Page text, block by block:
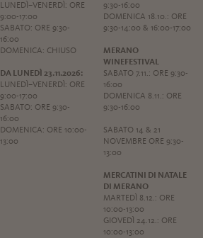
LUNEDÌ–VENERDÌ: ORE
9:00-17:00
SABATO: ORE 9:30-
16:00
DOMENICA: CHIUSO
DA LUNEDÌ 23.11.2026:
LUNEDÌ–VENERDÌ: ORE
9:00-17:00
SABATO: ORE 9:30-
16:00
DOMENICA: ORE 10:00-
13:00
9:30-16:00
DOMENICA 18.10.: ORE
9:30-14:00 & 16:00-17:00
MERANO
WINEFESTIVAL
SABATO 7.11.: ORE 9:30-
16:00
DOMENICA 8.11.: ORE
9:30-16:00
SABATO 14 & 21
NOVEMBRE ORE 9:30-
13:00
MERCATINI DI NATALE
DI MERANO
MARTEDÌ 8.12.: ORE
10:00-13:00
GIOVEDÌ 24.12.: ORE
10:00-13:00